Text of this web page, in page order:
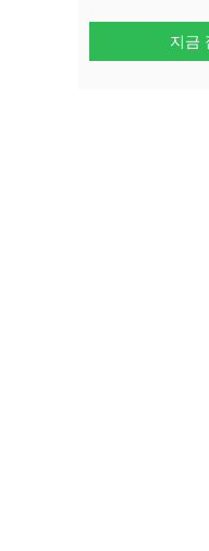
지금